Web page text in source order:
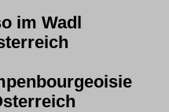
im Wadl